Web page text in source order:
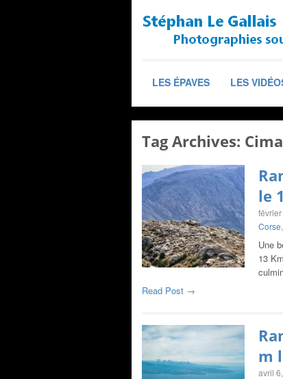
LES ÉPAVES LES
Tag Archives:
le
Corse,
Une
13
Read Post →
m
avril